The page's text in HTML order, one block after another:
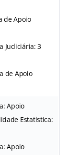
de Apoio
Judiciária: 3
de Apoio
Apoio
Estatística:
Apoio